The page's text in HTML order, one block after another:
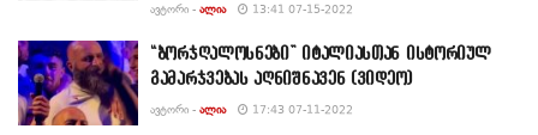
ᲐᲕᲢᲝᲠᲘ - ᲐᲚᲘᲐ 13:41 07-15-2022
“ბორჯღალოსნები” იტალიასთან ისტორიულ
გამარჯვებას აღნიშნავენ (ვიდეო)
ᲐᲕᲢᲝᲠᲘ - ᲐᲚᲘᲐ 17:43 07-11-2022